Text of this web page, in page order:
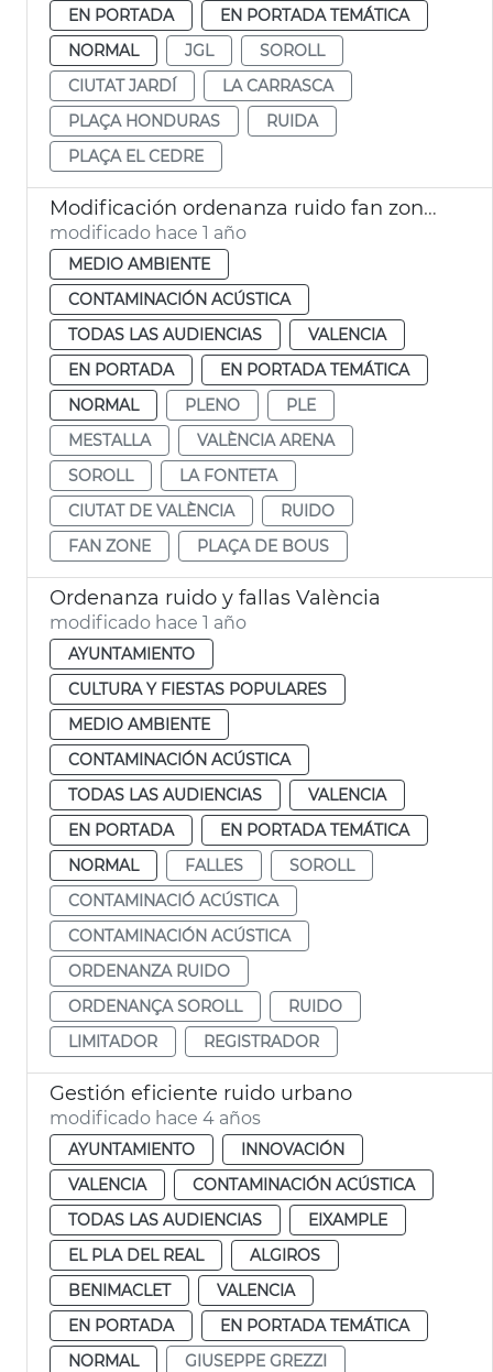
EN PORTADA
EN PORTADA TEMÁTICA
NORMAL
JGL
SOROLL
CIUTAT JARDÍ
LA CARRASCA
PLAÇA HONDURAS
RUIDA
PLAÇA EL CEDRE
Modificación ordenanza ruido fan zone València
modificado hace 1 año
MEDIO AMBIENTE
CONTAMINACIÓN ACÚSTICA
TODAS LAS AUDIENCIAS
VALENCIA
EN PORTADA
EN PORTADA TEMÁTICA
NORMAL
PLENO
PLE
MESTALLA
VALÈNCIA ARENA
SOROLL
LA FONTETA
CIUTAT DE VALÈNCIA
RUIDO
FAN ZONE
PLAÇA DE BOUS
Ordenanza ruido y fallas València
modificado hace 1 año
AYUNTAMIENTO
CULTURA Y FIESTAS POPULARES
MEDIO AMBIENTE
CONTAMINACIÓN ACÚSTICA
TODAS LAS AUDIENCIAS
VALENCIA
EN PORTADA
EN PORTADA TEMÁTICA
NORMAL
FALLES
SOROLL
CONTAMINACIÓ ACÚSTICA
CONTAMINACIÓN ACÚSTICA
ORDENANZA RUIDO
ORDENANÇA SOROLL
RUIDO
LIMITADOR
REGISTRADOR
Gestión eficiente ruido urbano
modificado hace 4 años
AYUNTAMIENTO
INNOVACIÓN
VALENCIA
CONTAMINACIÓN ACÚSTICA
TODAS LAS AUDIENCIAS
EIXAMPLE
EL PLA DEL REAL
ALGIROS
BENIMACLET
VALENCIA
EN PORTADA
EN PORTADA TEMÁTICA
NORMAL
GIUSEPPE GREZZI